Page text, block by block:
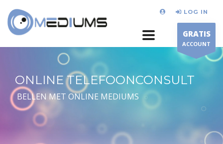
LOG IN
GRATIS
ACCOUNT
ONLINE TELEFOONCONSULT
BELLEN MET ONLINE MEDIUMS